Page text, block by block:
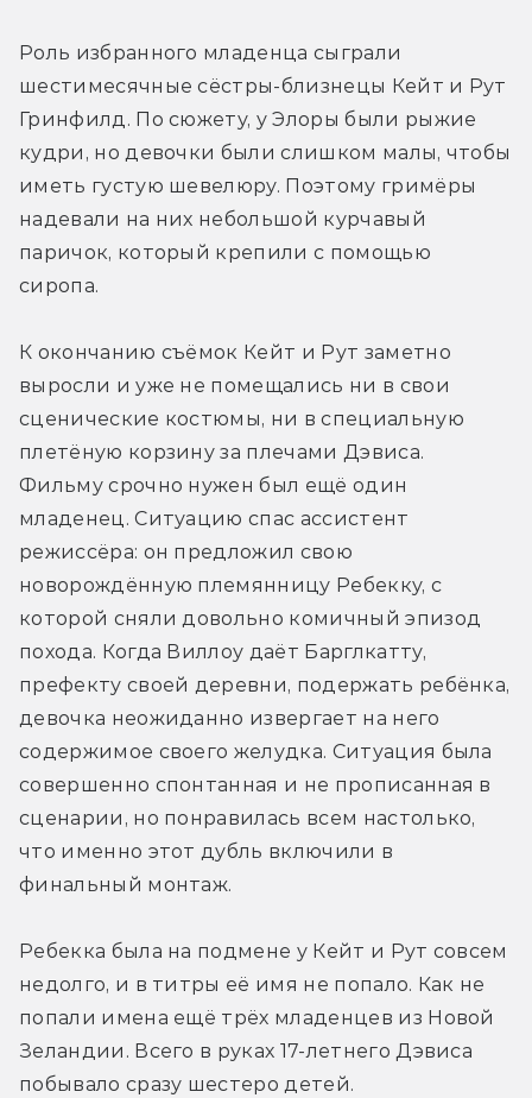
Роль избранного младенца сыграли
шестимесячные сёстры-близнецы Кейт и Рут
Гринфилд. По сюжету, у Элоры были рыжие
кудри, но девочки были слишком малы, чтобы
иметь густую шевелюру. Поэтому гримёры
надевали на них небольшой курчавый
паричок, который крепили с помощью
сиропа.
К окончанию съёмок Кейт и Рут заметно
выросли и уже не помещались ни в свои
сценические костюмы, ни в специальную
плетёную корзину за плечами Дэвиса.
Фильму срочно нужен был ещё один
младенец. Ситуацию спас ассистент
режиссёра: он предложил свою
новорождённую племянницу Ребекку, с
которой сняли довольно комичный эпизод
похода. Когда Виллоу даёт Барглкатту,
префекту своей деревни, подержать ребёнка,
девочка неожиданно извергает на него
содержимое своего желудка. Ситуация была
совершенно спонтанная и не прописанная в
сценарии, но понравилась всем настолько,
что именно этот дубль включили в
финальный монтаж.
Ребекка была на подмене у Кейт и Рут совсем
недолго, и в титры её имя не попало. Как не
попали имена ещё трёх младенцев из Новой
Зеландии. Всего в руках 17-летнего Дэвиса
побывало сразу шестеро детей.